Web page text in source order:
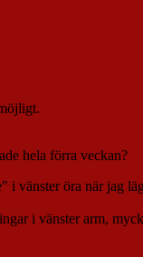
hela förra veckan?
i vänster öra när jag
i vänster arm,